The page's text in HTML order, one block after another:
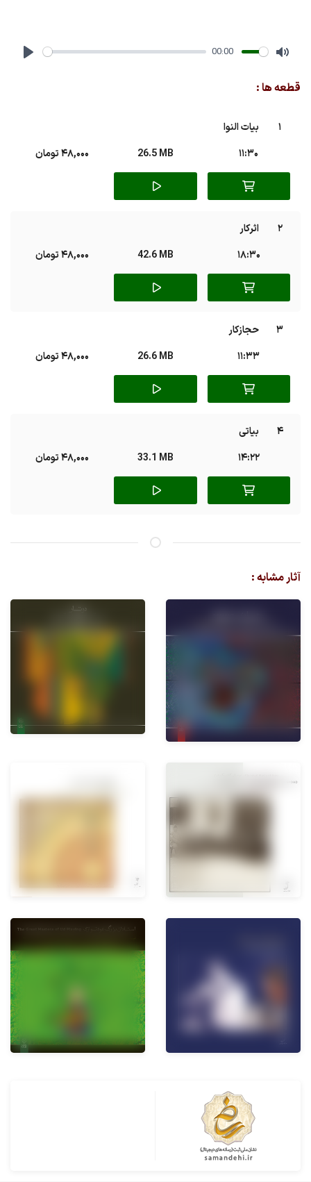
00:00
قطعه ها :
1
بیات النوا
11:30
26.5 MB 48,000 تومان
2
اثرکار
18:30
42.6 MB 48,000 تومان
3
حجازکار
11:33
26.6 MB 48,000 تومان
4
بیاتی
14:22
33.1 MB 48,000 تومان
آثار مشابه :